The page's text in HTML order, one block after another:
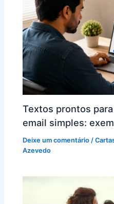
Textos prontos
email simples:
Deixe um comentário /
Azevedo